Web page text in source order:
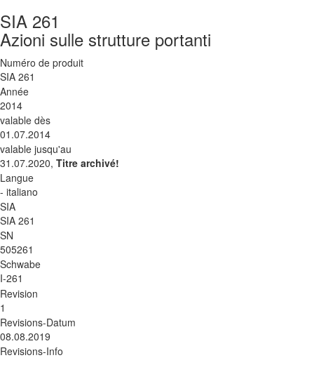
SIA 261
Azioni sulle strutture portanti
Numéro de produit
SIA 261
Année
2014
valable dès
01.07.2014
valable jusqu'au
31.07.2020, Titre archivé!
Langue
- italiano
SIA
SIA 261
SN
505261
Schwabe
I-261
Revision
1
Revisions-Datum
08.08.2019
Revisions-Info